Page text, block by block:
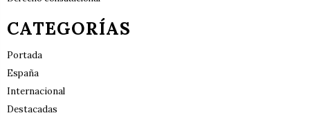
CATEGORÍAS
Portada
España
Internacional
Destacadas